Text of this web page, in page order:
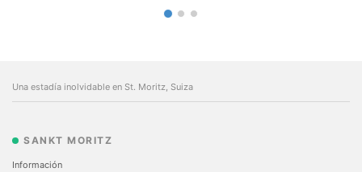
Una estadía inolvidable en St. Moritz, Suiza
SANKT MORITZ
Información